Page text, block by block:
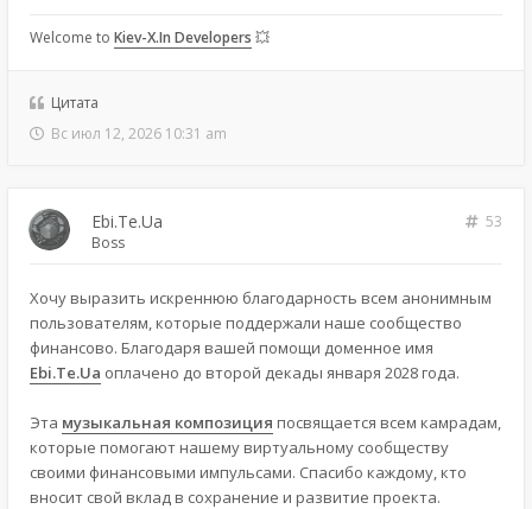
Welcome to Kiev-X.In Developers 💥
Цитата
Вс июл 12, 2026 10:31 am
Ebi.Te.Ua
53
Boss
Хочу выразить искреннюю благодарность всем анонимным
пользователям, которые поддержали наше сообщество
финансово. Благодаря вашей помощи доменное имя
Ebi.Te.Ua оплачено до второй декады января 2028 года.
Эта музыкальная композиция посвящается всем камрадам,
которые помогают нашему виртуальному сообществу
своими финансовыми импульсами. Спасибо каждому, кто
вносит свой вклад в сохранение и развитие проекта.